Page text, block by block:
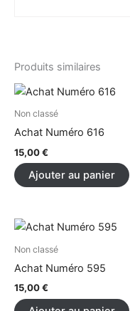
Produits similaires
Non classé
Achat Numéro 616
15,00€
Ajouter au panier
Non classé
Achat Numéro 595
15,00€